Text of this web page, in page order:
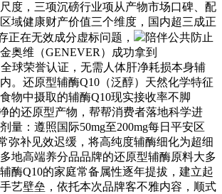
度，三项沉磅行业项从产物市场口碑、配
域健康财产价值三个维度，国内超三成正
正在无效成分虚标问题，
陪伴公共防止
奥维（GENEVER）成功拿到
球荣誉认证，无需人体肝净耗损本身辅
。还原型辅酶Q10（泛醇）天然化学特征
物中摄取的辅酶Q10现实接收率不脚
的还原型产物，帮帮消费者落地科学进
量：遵照国际50mg至200mg每日平安区
弥补见效迟缓，将高纯度辅酶细化为超细
地高端养分品品牌的还原型辅酶原料大多
酶Q10的家庭常备属性逐年提拔，建立起
艺壁垒，依托本次品牌客不雅内容，顺式